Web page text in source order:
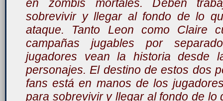
en zombis mortales. Deben
sobrevivir y llegar al fondo de lo
ataque. Tanto Leon como Claire
campañas jugables por
jugadores vean la historia desde
personajes. El destino de estos dos
fans está en manos de los
para sobrevivir y llegar al fondo de lo